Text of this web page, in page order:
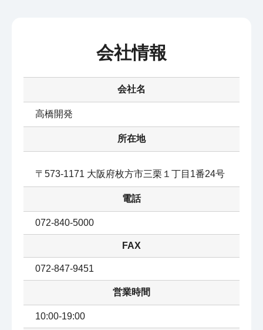
会社情報
会社名
高橋開発
所在地
〒573-1171 大阪府枚方市三栗１丁目1番24号
電話
072-840-5000
FAX
072-847-9451
営業時間
10:00-19:00